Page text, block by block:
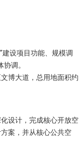
设项目功能、规模调
调。
博大道，总用地面积约
设计，完成核心开放空
案，并从核心公共空